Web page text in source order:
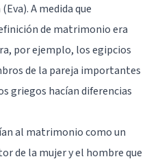
A medida que
de matrimonio era
por ejemplo, los egipcios
de la pareja importantes
griegos hacían diferencias
al matrimonio como un
de la mujer y el hombre que